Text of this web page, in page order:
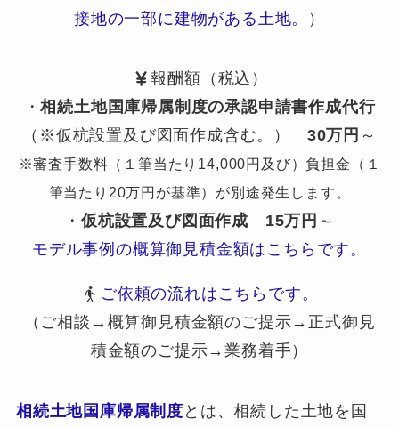
接地の一部に建物がある土地。
）
報酬額（税込）
・相続土地国庫帰属制度の承認申請書作成代行
（※仮杭設置及び図面作成含む。） 30万円 ～
※審査手数料（１筆当たり14,000円及び）負担金（１
筆当たり20万円が基準）が別途発生します。
・ 仮杭設置及び図面作成 15万円 ～
モデル事例の概算御見積金額はこちらです。
ご依頼の流れはこちらです。
（ご相談→概算御見積金額のご提示→正式御見
積金額のご提示→業務着手）
相続土地国庫帰属制度 とは、相続した土地を国